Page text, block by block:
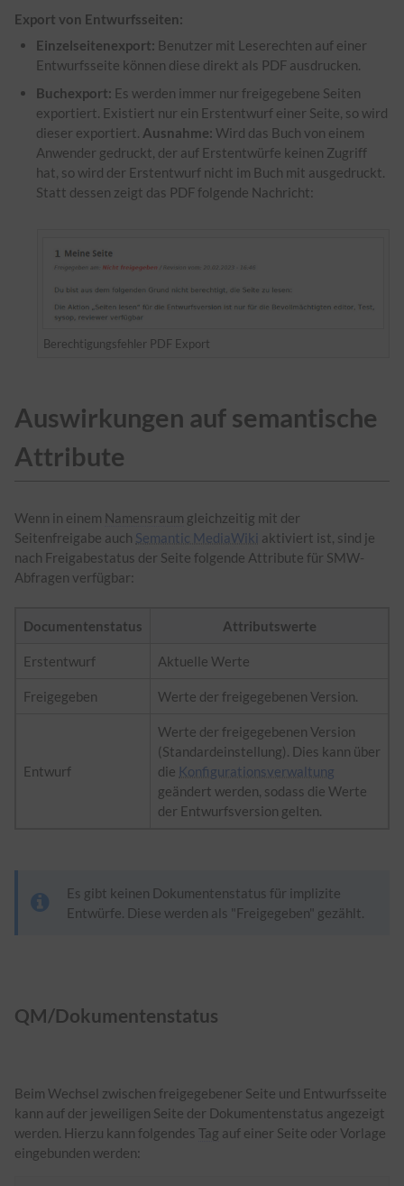
Export von Entwurfsseiten:
Einzelseitenexport: Benutzer mit Leserechten auf einer
Entwurfsseite können diese direkt als PDF ausdrucken.
Buchexport: Es werden immer nur freigegebene Seiten
exportiert. Existiert nur ein Erstentwurf einer Seite, so wird
dieser exportiert. Ausnahme: Wird das Buch von einem
Anwender gedruckt, der auf Erstentwürfe keinen Zugriff
hat, so wird der Erstentwurf nicht im Buch mit ausgedruckt.
Statt dessen zeigt das PDF folgende Nachricht:
Berechtigungsfehler PDF Export
Auswirkungen auf semantische
Attribute
Wenn in einem Namensraum gleichzeitig mit der
Seitenfreigabe auch Semantic MediaWiki aktiviert ist, sind je
nach Freigabestatus der Seite folgende Attribute für SMW-
Abfragen verfügbar:
Documentenstatus Attributswerte
Erstentwurf Aktuelle Werte
Freigegeben Werte der freigegebenen Version.
Entwurf
Werte der freigegebenen Version
(Standardeinstellung). Dies kann über
die Konfigurationsverwaltung
geändert werden, sodass die Werte
der Entwurfsversion gelten.
Es gibt keinen Dokumentenstatus für implizite
Entwürfe. Diese werden als "Freigegeben" gezählt.
QM/Dokumentenstatus
Beim Wechsel zwischen freigegebener Seite und Entwurfsseite
kann auf der jeweiligen Seite der Dokumentenstatus angezeigt
werden. Hierzu kann folgendes Tag auf einer Seite oder Vorlage
eingebunden werden: